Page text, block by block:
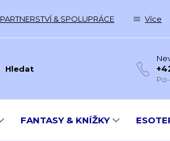
PARTNERSTVÍ & SPOLUPRÁCE Více
Hledat
FANTASY & KNÍŽKY